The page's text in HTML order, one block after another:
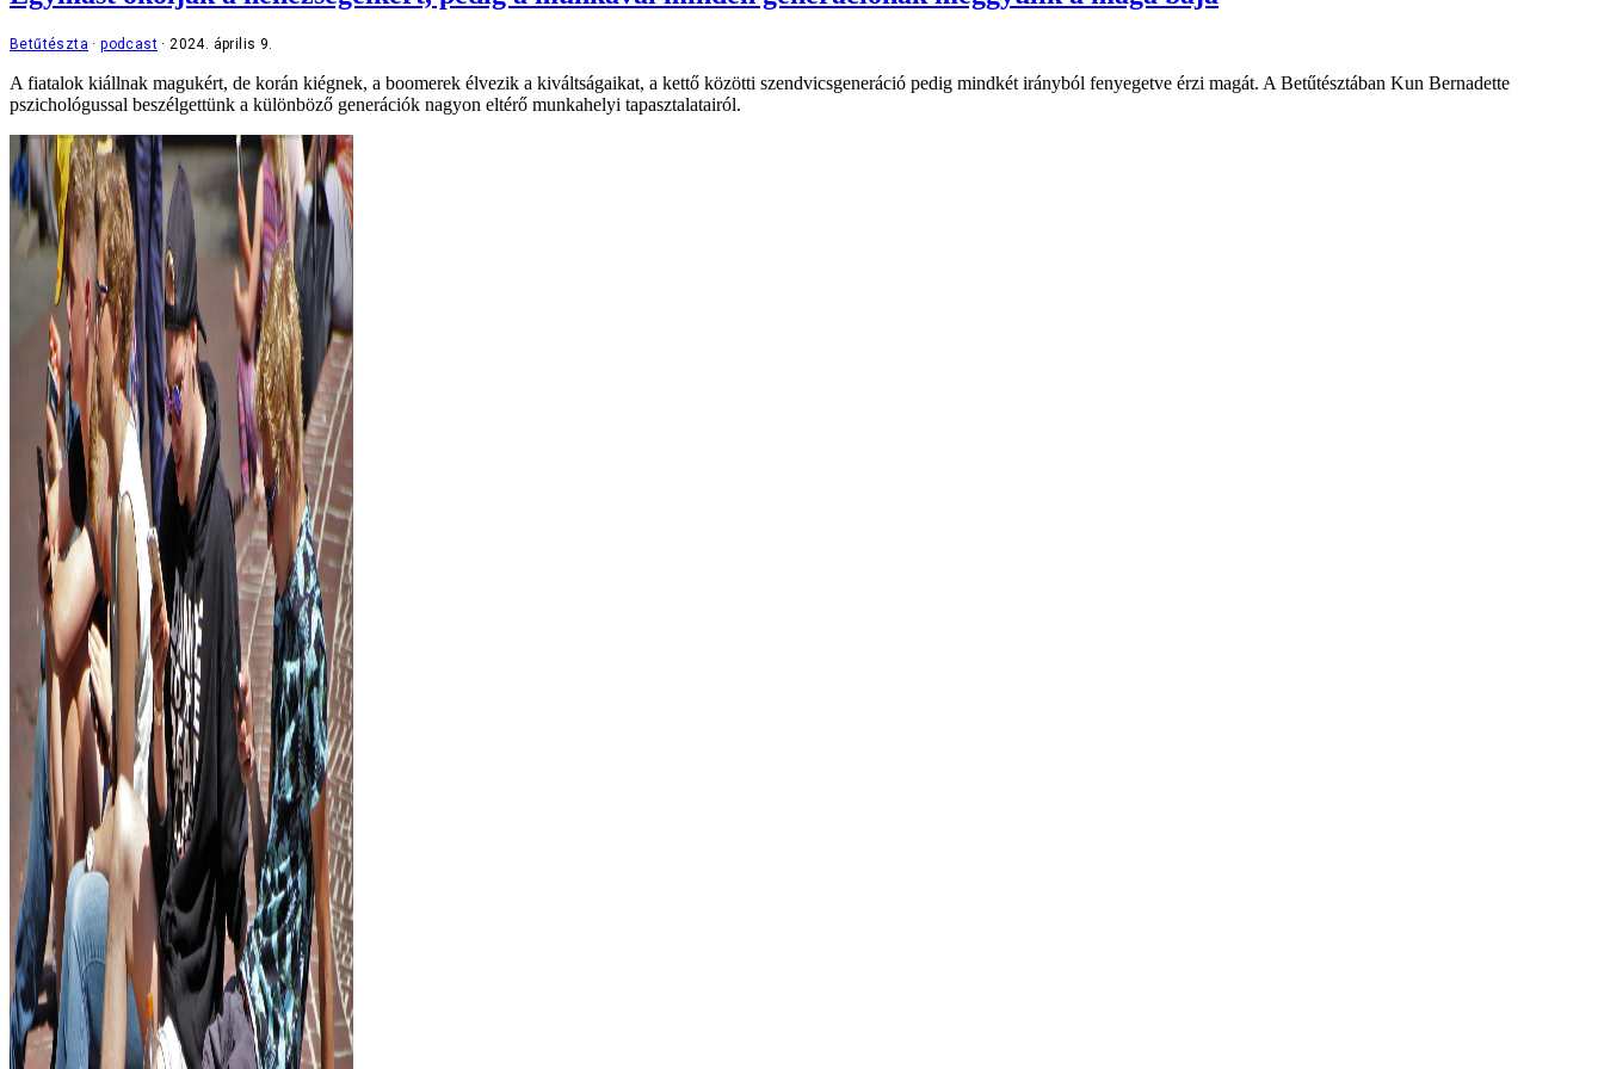
Betűtészta podcast 2024. április 9.
A fiatalok kiállnak magukért, de korán kiégnek, a boomerek élvezik a kiváltságaikat, a kettő közötti szendvicsgeneráció pedig mindkét irányból fenyegetve érzi magát. A Betűtésztában Kun Bernadette
pszichológussal beszélgettünk a különböző generációk nagyon eltérő munkahelyi tapasztalatairól.